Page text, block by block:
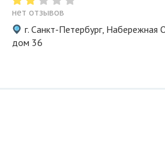
нет отзывов
г. Санкт-Петербург, Набережная
дом 36